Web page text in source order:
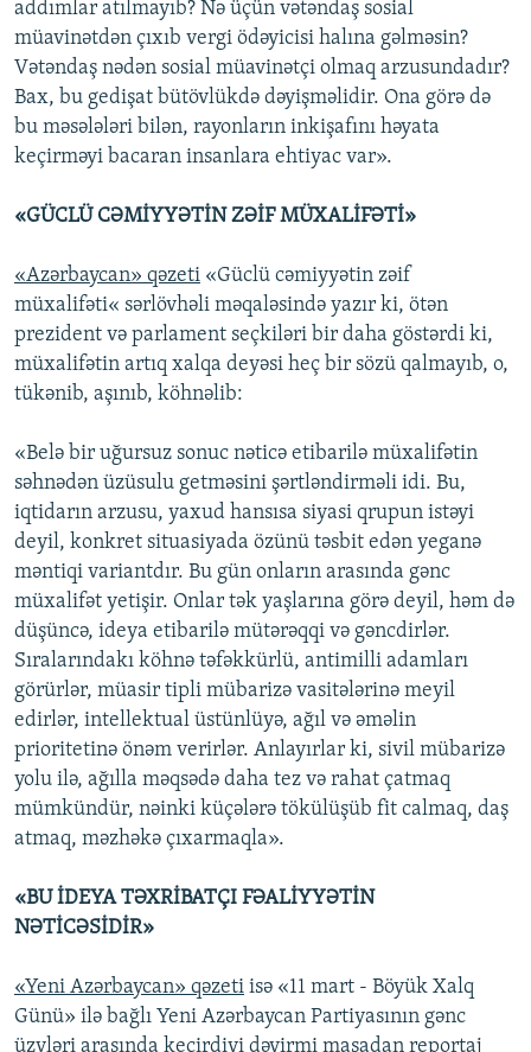
addımlar atılmayıb? Nə üçün vətəndaş sosial
müavinətdən çıxıb vergi ödəyicisi halına gəlməsin?
Vətəndaş nədən sosial müavinətçi olmaq arzusundadır?
Bax, bu gedişat bütövlükdə dəyişməlidir. Ona görə də
bu məsələləri bilən, rayonların inkişafını həyata
keçirməyi bacaran insanlara ehtiyac var».
«GÜCLÜ CƏMİYYƏTİN ZƏİF MÜXALİFƏTİ»
«Azərbaycan» qəzeti «Güclü cəmiyyətin zəif
müxalifəti« sərlövhəli məqaləsində yazır ki, ötən
prezident və parlament seçkiləri bir daha göstərdi ki,
müxalifətin artıq xalqa deyəsi heç bir sözü qalmayıb, o,
tükənib, aşınıb, köhnəlib:
«Belə bir uğursuz sonuc nəticə etibarilə müxalifətin
səhnədən üzüsulu getməsini şərtləndirməli idi. Bu,
iqtidarın arzusu, yaxud hansısa siyasi qrupun istəyi
deyil, konkret situasiyada özünü təsbit edən yeganə
məntiqi variantdır. Bu gün onların arasında gənc
müxalifət yetişir. Onlar tək yaşlarına görə deyil, həm də
düşüncə, ideya etibarilə mütərəqqi və gəncdirlər.
Sıralarındakı köhnə təfəkkürlü, antimilli adamları
görürlər, müasir tipli mübarizə vasitələrinə meyil
edirlər, intellektual üstünlüyə, ağıl və əməlin
prioritetinə önəm verirlər. Anlayırlar ki, sivil mübarizə
yolu ilə, ağılla məqsədə daha tez və rahat çatmaq
mümkündür, nəinki küçələrə tökülüşüb fit calmaq, daş
atmaq, məzhəkə çıxarmaqla».
«BU İDEYA TƏXRİBATÇI FƏALİYYƏTİN
NƏTİCƏSİDİR»
«Yeni Azərbaycan» qəzeti isə «11 mart - Böyük Xalq
Günü» ilə bağlı Yeni Azərbaycan Partiyasının gənc
üzvləri arasında keçirdiyi dəyirmi masadan reportaj